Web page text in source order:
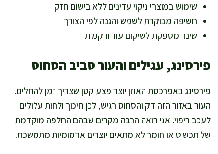
שימוש במוצרי ניקוי עדינים ללא בישום חזק
חשיפה מבוקרת לשמש והגנה לפי הצורך
שינה מספקת לשיקום עור ורקמות
פירסינג, עגילים והעור סביב הסחוס
פירסינג באפרכסת האוזן יוצר פצע קטן שצריך זמן להחלים.
העור באזור הזה דק והסחוס רגיש, לכן חיכוך ולחות עלולים
לעכב ריפוי. אני רואה הרבה מקרים שבהם החלפה מוקדמת
של תכשיט או חומר לא מתאים יוצרים אדמומיות מתמשכת.